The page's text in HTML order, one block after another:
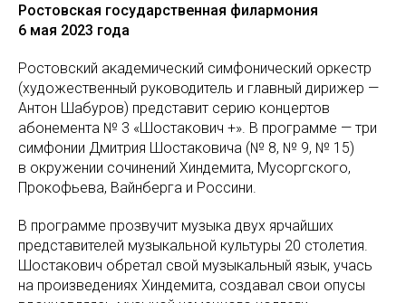
Ростовская государственная филармония
6 мая 2023 года
Ростовский академический симфонический оркестр
(художественный руководитель и главный дирижер —
Антон Шабуров) представит серию концертов
абонемента № 3 «Шостакович +». В программе — три
симфонии Дмитрия Шостаковича (№ 8, № 9, № 15)
в окружении сочинений Хиндемита, Мусоргского,
Прокофьева, Вайнберга и Россини.
В программе прозвучит музыка двух ярчайших
представителей музыкальной культуры 20 столетия.
Шостакович обретал свой музыкальный язык, учась
на произведениях Хиндемита, создавал свои опусы